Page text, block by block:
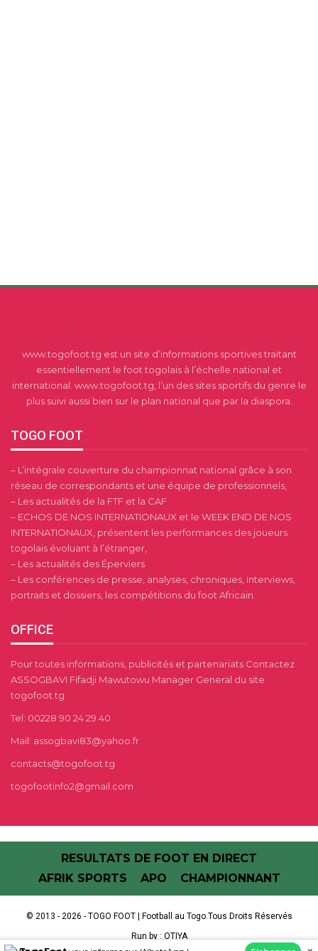
www.togofoot.tg est un site d’informations sportives traitant
essentiellement le foot togolais à l’échelle national et
international. www.togofoot.tg, l’un des sites sportifs du genre le
plus suivi aussi bien sur le plan national que par la diaspora.
TOGO FOOT
– L’intégrale couverture du championnat national grâce à son
réseau de correspondants et une équipe de professionnels,
– Les actualités de la FTF et la CAF
– ECHOS DE NOS INTERNATIONAUX et le WEEK END DE NOS
INTERNATIONAUX, présentent les performances des joueurs
togolais évoluant à l’étranger,
– Les actualités des Éperviers
– Les conférences de presse, analyses, chroniques, interviews,
portraits et dossiers, les compétitions du foot Africain.
OFFICE
Pour toutes informations, publicités et partenariats Contactez
ASSOGBAVI Fifadji Mawutowu Manager General du site
togofoot.tg
Tel: 00228 90 24 29 40
Mail: assogbavi83@yahoo.fr
contacts@togofoot.tg
togofootinfo2@gmail.com
RESULTATS DE FOOT EN DIRECT
AFRIK SPORTS
APO CHAMPIONNANT
© 2013 - 2026 - TOGO FOOT | Football au Togo.Tous Droits Réservés
Run by : OTIYA